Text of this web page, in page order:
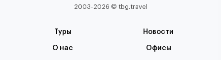
2003-2026 © tbg.travel
Туры Новости
О нас Офисы